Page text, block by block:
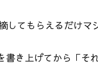
してもらえるだけマ
書き上げてから「そ